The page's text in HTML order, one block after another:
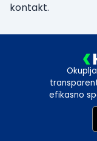
kontakt.
efikasno